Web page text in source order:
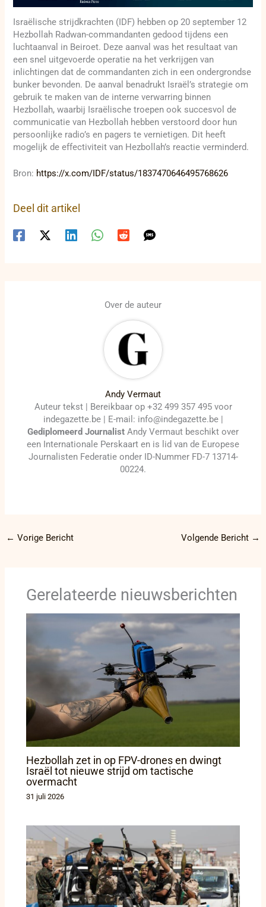
Israëlische strijdkrachten (IDF) hebben op 20 september 12
Hezbollah Radwan-commandanten gedood tijdens een
luchtaanval in Beiroet. Deze aanval was het resultaat van
een snel uitgevoerde operatie na het verkrijgen van
inlichtingen dat de commandanten zich in een ondergrondse
bunker bevonden. De aanval benadrukt Israël’s strategie om
gebruik te maken van de interne verwarring binnen
Hezbollah, waarbij Israëlische troepen ook succesvol de
communicatie van Hezbollah hebben verstoord door hun
persoonlijke radio’s en pagers te vernietigen. Dit heeft
mogelijk de effectiviteit van Hezbollah’s reactie verminderd.
Bron: https://x.com/IDF/status/1837470646495768626
Deel dit artikel
Over de auteur
Andy Vermaut
Auteur tekst | Bereikbaar op +32 499 357 495 voor
indegazette.be | E-mail: info@indegazette.be |
Gediplomeerd Journalist Andy Vermaut beschikt over
een Internationale Perskaart en is lid van de Europese
Journalisten Federatie onder ID-Nummer FD-7 13714-
00224.
← Vorige Bericht Volgende Bericht →
Gerelateerde nieuwsberichten
Hezbollah zet in op FPV-drones en dwingt
Israël tot nieuwe strijd om tactische
overmacht
31 juli 2026